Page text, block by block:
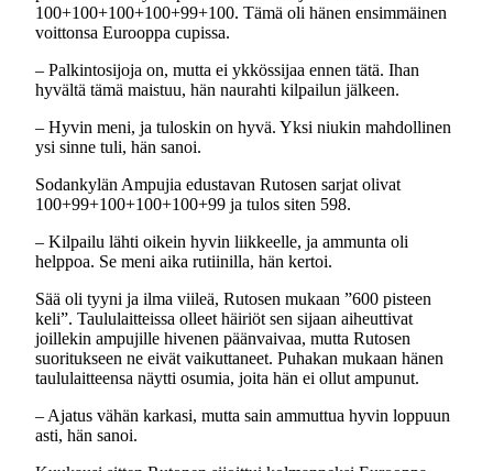
100+100+100+100+99+100. Tämä oli hänen ensimmäinen
voittonsa Eurooppa cupissa.
– Palkintosijoja on, mutta ei ykkössijaa ennen tätä. Ihan
hyvältä tämä maistuu, hän naurahti kilpailun jälkeen.
– Hyvin meni, ja tuloskin on hyvä. Yksi niukin mahdollinen
ysi sinne tuli, hän sanoi.
Sodankylän Ampujia edustavan Rutosen sarjat olivat
100+99+100+100+100+99 ja tulos siten 598.
– Kilpailu lähti oikein hyvin liikkeelle, ja ammunta oli
helppoa. Se meni aika rutiinilla, hän kertoi.
Sää oli tyyni ja ilma viileä, Rutosen mukaan ”600 pisteen
keli”. Taululaitteissa olleet häiriöt sen sijaan aiheuttivat
joillekin ampujille hivenen päänvaivaa, mutta Rutosen
suoritukseen ne eivät vaikuttaneet. Puhakan mukaan hänen
taululaitteensa näytti osumia, joita hän ei ollut ampunut.
– Ajatus vähän karkasi, mutta sain ammuttua hyvin loppuun
asti, hän sanoi.